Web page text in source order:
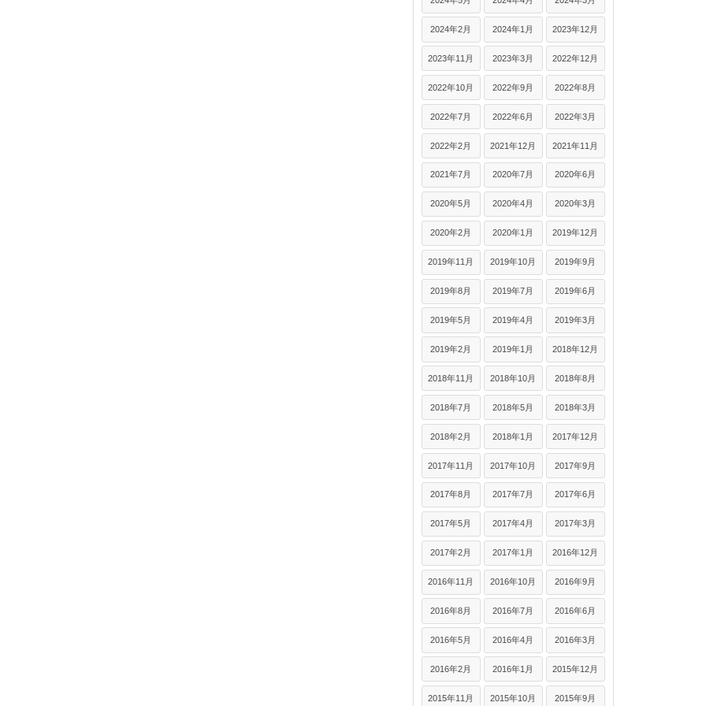
2024年2月 2024年1月 2023年12月
2023年11月 2023年3月 2022年12月
2022年10月 2022年9月 2022年8月
2022年7月 2022年6月 2022年3月
2022年2月 2021年12月 2021年11月
2021年7月 2020年7月 2020年6月
2020年5月 2020年4月 2020年3月
2020年2月 2020年1月 2019年12月
2019年11月 2019年10月 2019年9月
2019年8月 2019年7月 2019年6月
2019年5月 2019年4月 2019年3月
2019年2月 2019年1月 2018年12月
2018年11月 2018年10月 2018年8月
2018年7月 2018年5月 2018年3月
2018年2月 2018年1月 2017年12月
2017年11月 2017年10月 2017年9月
2017年8月 2017年7月 2017年6月
2017年5月 2017年4月 2017年3月
2017年2月 2017年1月 2016年12月
2016年11月 2016年10月 2016年9月
2016年8月 2016年7月 2016年6月
2016年5月 2016年4月 2016年3月
2016年2月 2016年1月 2015年12月
2015年11月 2015年10月 2015年9月